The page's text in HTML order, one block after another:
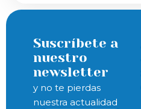
Suscríbete a
nuestro
newsletter
y no te pierdas
nuestra actualidad